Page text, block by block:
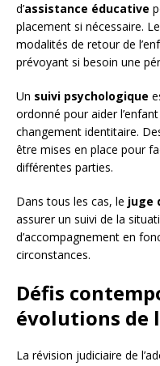
d’assistance éducative
placement si nécessaire.
modalités de retour de
prévoyant si besoin une
Un suivi psychologique
ordonné pour aider
changement identitaire.
être mises en place pour
différentes parties.
Dans tous les cas, le juge
assurer un suivi de la
d’accompagnement en
circonstances.
Défis
évolutions de
La révision judiciaire de